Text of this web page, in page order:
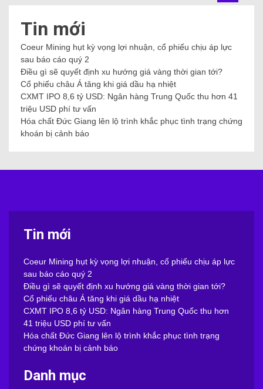
Tin mới
Coeur Mining hụt kỳ vọng lợi nhuận, cổ phiếu chịu áp lực
sau báo cáo quý 2
Điều gì sẽ quyết định xu hướng giá vàng thời gian tới?
Cổ phiếu châu Á tăng khi giá dầu hạ nhiệt
CXMT IPO 8,6 tỷ USD: Ngân hàng Trung Quốc thu hơn 41
triệu USD phí tư vấn
Hóa chất Đức Giang lên lộ trình khắc phục tình trạng chứng
khoán bị cảnh báo
Tin mới
Coeur Mining hụt kỳ vọng lợi nhuận, cổ phiếu chịu áp lực
sau báo cáo quý 2
Điều gì sẽ quyết định xu hướng giá vàng thời gian tới?
Cổ phiếu châu Á tăng khi giá dầu hạ nhiệt
CXMT IPO 8,6 tỷ USD: Ngân hàng Trung Quốc thu hơn
41 triệu USD phí tư vấn
Hóa chất Đức Giang lên lộ trình khắc phục tình trạng
chứng khoán bị cảnh báo
Danh mục